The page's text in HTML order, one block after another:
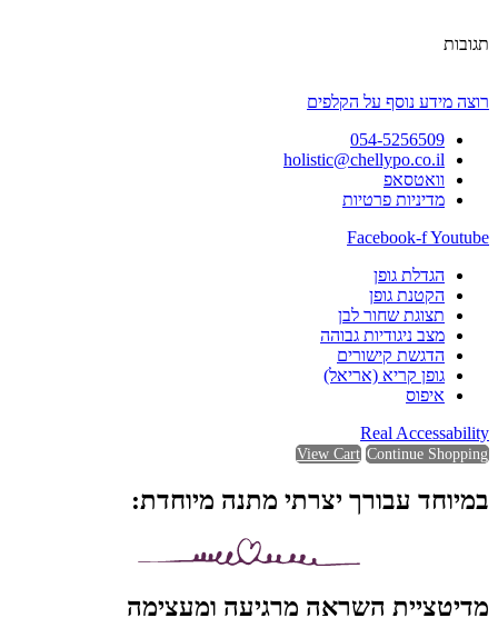
תגובות
רוצה מידע נוסף על הקלפים
054-5256509
holistic@chellypo.co.il
וואטסאפ
מדיניות פרטיות
Facebook-fYoutube
הגדלת גופן
הקטנת גופן
תצוגת שחור לבן
מצב ניגודיות גבוהה
הדגשת קישורים
גופן קריא (אריאל)
איפוס
Real Accessability
View Cart Continue Shopping
במיוחד עבורך יצרתי מתנה מיוחדת:
מדיטציית השראה מרגיעה ומעצימה